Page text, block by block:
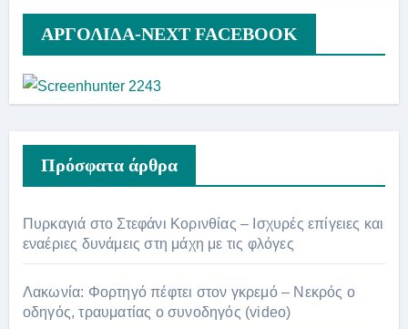
ΑΡΓΟΛΙΔΑ-ΝΕΧΤ FACEBOOK
Πρόσφατα άρθρα
Πυρκαγιά στο Στεφάνι Κορινθίας – Ισχυρές επίγειες και
εναέριες δυνάμεις στη μάχη με τις φλόγες
Λακωνία: Φορτηγό πέφτει στον γκρεμό – Νεκρός ο
οδηγός, τραυματίας ο συνοδηγός (video)